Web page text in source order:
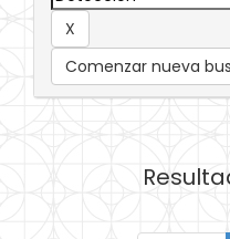
Comenzar nueva